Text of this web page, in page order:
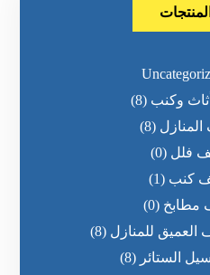
وكنب (8)
(8)
فلل (0)
كنب (1)
مطابخ (0)
العميق للمنازل (8)
الستائر (8)